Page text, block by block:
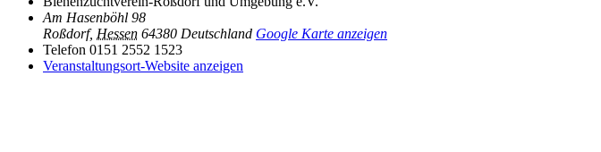
Am Hasenböhl 98
Roßdorf, Hessen 64380 Deutschland Google Karte anzeigen
Telefon 0151 2552 1523
Veranstaltungsort-Website anzeigen